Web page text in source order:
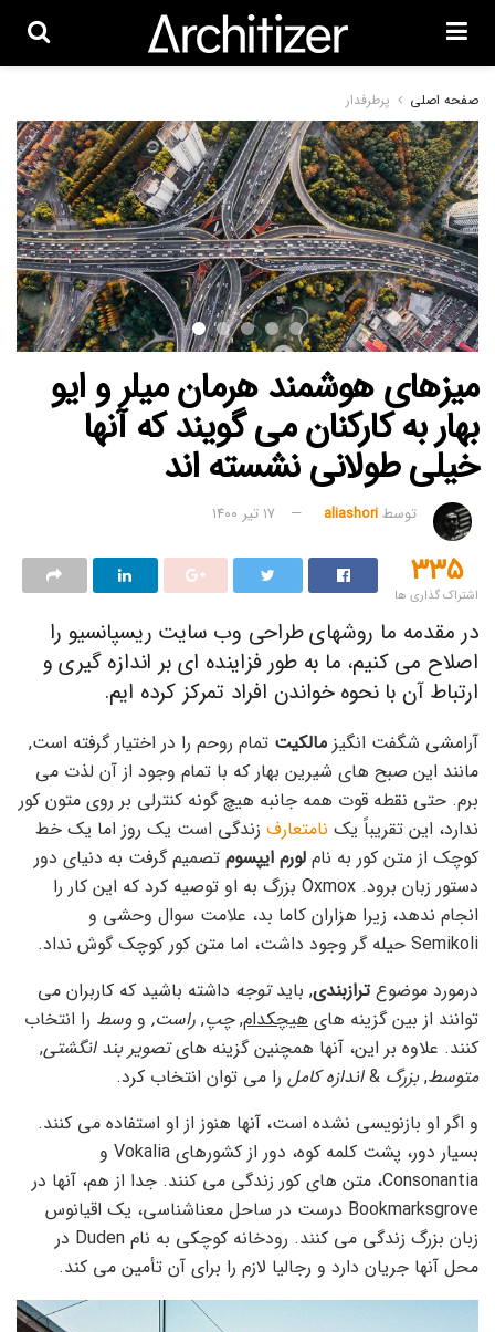
صفحه اصلی پرطرفدار
میزهای هوشمند هرمان میلر و ایو
بهار به کارکنان می گویند که آنها
خیلی طولانی نشسته اند
توسطaliashori ۱۷ تیر ۱۴۰۰
۳۳۵
اشتراک گذاری ها
در مقدمه ما روشهای طراحی وب سایت ریسپانسیو را
اصلاح می کنیم، ما به طور فزاینده ای بر اندازه گیری و
ارتباط آن با نحوه خواندن افراد تمرکز کرده ایم.
آرامشی شگفت انگیز مالکیت تمام روحم را در اختیار گرفته است,
مانند این صبح های شیرین بهار که با تمام وجود از آن لذت می
برم. حتی نقطه قوت همه جانبه هیچ گونه کنترلی بر روی متون کور
ندارد، این تقریباً یک نامتعارف زندگی است یک روز اما یک خط
کوچک از متن کور به نام لورم ایپسوم تصمیم گرفت به دنیای دور
دستور زبان برود. Oxmox بزرگ به او توصیه کرد که این کار را
انجام ندهد، زیرا هزاران کاما بد، علامت سوال وحشی و
Semikoli حیله گر وجود داشت، اما متن کور کوچک گوش نداد.
درمورد موضوعترازبندی, بایدتوجه داشته باشید که کاربران می
توانند از بین گزینه های هیچکدام,چپ, راست, ووسط را انتخاب
کنند. علاوه بر این، آنها همچنین گزینه هایتصویر بند انگشتی,
متوسط,بزرگ &اندازه کامل را می توان انتخاب کرد.
و اگر او بازنویسی نشده است، آنها هنوز از او استفاده می کنند.
بسیار دور، پشت کلمه کوه، دور از کشورهای Vokalia و
Consonantia، متن های کور زندگی می کنند. جدا از هم، آنها در
Bookmarksgrove درست در ساحل معناشناسی، یک اقیانوس
زبان بزرگ زندگی می کنند. رودخانه کوچکی به نام Duden در
محل آنها جریان دارد و رجالیا لازم را برای آن تأمین می کند.